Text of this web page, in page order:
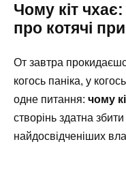
Чому кіт
про котячі
От завтра
когось паніка, у
одне питання: чому
створінь здатна
найдосвідченіших